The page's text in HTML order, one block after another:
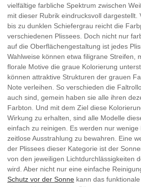
vielfältige farbliche Spektrum zwischen
mit dieser Rubrik eindrucksvoll dargestellt.
bis zu dunklen Schiefergrau reicht die
verschiedenen Plissees. Doch nicht nur
auf die Oberflächengestaltung ist jedes
Wahlweise können etwa filigrane Streifen,
florale Motive die graue Kolorierung
können attraktive Strukturen der grauen
Note verleihen. So verschieden die
auch sind, gemein haben sie alle ihren
Farbton. Und mit dem Ziel diese
Wirkung zu erhalten, sind alle Modelle
einfach zu reinigen. Es werden nur
zeitlose Ausstrahlung zu bewahren. Eine
der Plissees dieser Kategorie ist der
von den jeweiligen Lichtdurchlässigkeiten
wird. Aber nicht nur eine einfache
Schutz vor der Sonne kann das